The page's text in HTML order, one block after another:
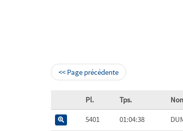
<< Page précédente
Pl. Tps.
5401 01:04:38